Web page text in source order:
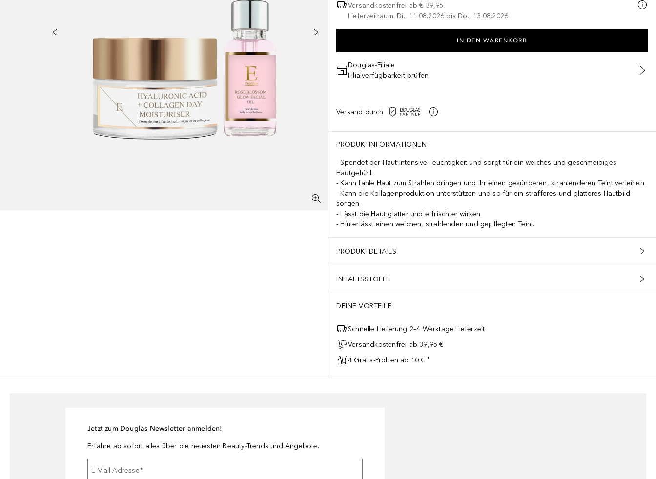
Versandkostenfrei ab € 39,95
Lieferzeitraum: Di., 11.08.2026 bis Do., 13.08.2026
IN DEN WARENKORB
Douglas-Filiale
Filialverfügbarkeit prüfen
Versand durch
PRODUKTINFORMATIONEN
Spendet der Haut intensive Feuchtigkeit und sorgt für ein weiches und geschmeidiges
Hautgefühl.
Kann fahle Haut zum Strahlen bringen und ihr einen gesünderen, strahlenderen Teint verleihen.
Kann die Kollagenproduktion unterstützen und so für ein strafferes und glatteres Hautbild
sorgen.
Lässt die Haut glatter und erfrischter wirken.
Hinterlässt einen weichen, strahlenden und gepflegten Teint.
PRODUKTDETAILS
INHALTSSTOFFE
DEINE VORTEILE
Schnelle Lieferung 2–4 Werktage Lieferzeit
Versandkostenfrei ab 39,95 €
4 Gratis-Proben ab 10 € ¹
Jetzt zum Douglas-Newsletter anmelden!
Erfahre ab sofort alles über die neuesten Beauty-Trends und Angebote.
E-Mail-Adresse*